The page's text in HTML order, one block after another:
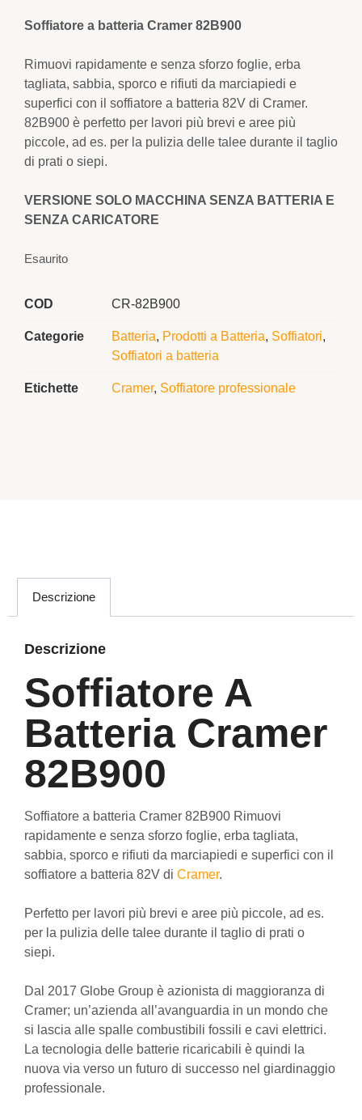
Soffiatore a batteria Cramer 82B900
Rimuovi rapidamente e senza sforzo foglie, erba
tagliata, sabbia, sporco e rifiuti da marciapiedi e
superfici con il soffiatore a batteria 82V di Cramer.
82B900 è perfetto per lavori più brevi e aree più
piccole, ad es. per la pulizia delle talee durante il taglio
di prati o siepi.
VERSIONE SOLO MACCHINA SENZA BATTERIA E
SENZA CARICATORE
Esaurito
COD CR-82B900
Categorie Batteria, Prodotti a Batteria, Soffiatori,
Soffiatori a batteria
Etichette Cramer, Soffiatore professionale
Descrizione
Descrizione
Soffiatore A
Batteria Cramer
82B900
Soffiatore a batteria Cramer 82B900 Rimuovi
rapidamente e senza sforzo foglie, erba tagliata,
sabbia, sporco e rifiuti da marciapiedi e superfici con il
soffiatore a batteria 82V di Cramer.
Perfetto per lavori più brevi e aree più piccole, ad es.
per la pulizia delle talee durante il taglio di prati o
siepi.
Dal 2017 Globe Group è azionista di maggioranza di
Cramer; un’azienda all’avanguardia in un mondo che
si lascia alle spalle combustibili fossili e cavi elettrici.
La tecnologia delle batterie ricaricabili è quindi la
nuova via verso un futuro di successo nel giardinaggio
professionale.